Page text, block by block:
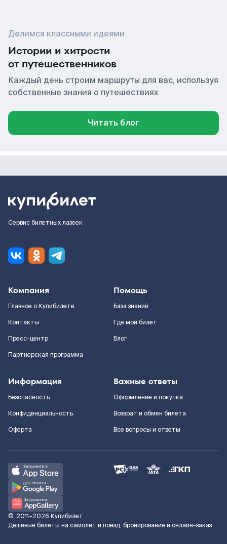
Делимся классными идеями
Истории и хитрости
от путешественников
Каждый день строим маршруты для вас, используя
собственные знания о путешествиях
Читать блог
Сервис билетных лазеек
Компания
Главное о Купибилете
Контакты
Пресс-центр
Партнерская программа
Помощь
База знаний
Где мой билет
Блог
Информация
Безопасность
Конфиденциальность
Оферта
Важные ответы
Оформление и покупка
Возврат и обмен билета
Все вопросы и ответы
© 2011–2026 Купибилет
Дешёвые билеты на самолёт и поезд, бронирование и онлайн-заказ